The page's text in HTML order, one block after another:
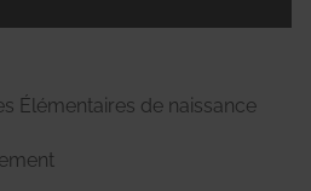
Élémentaires de naissance